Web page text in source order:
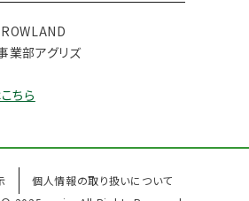
業部アグリズ
ちら
個人情報の取り扱いについて